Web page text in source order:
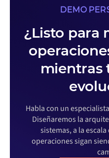
DEMO
¿Listo para
mientras
Habla con un
Diseñaremos la
sistemas, a la
operaciones sigan